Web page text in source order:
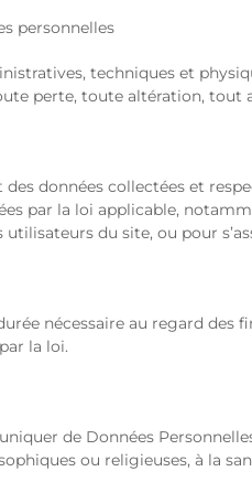
personnelles
techniques et
perte, toute altération,
données collectées et
par la loi applicable,
du site, ou pour
nécessaire au regard des
la loi.
de Données
ou religieuses, à la